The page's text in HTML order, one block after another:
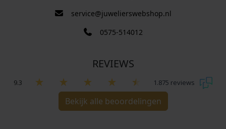
service@juwelierswebshop.nl
0575-514012
REVIEWS
9.3 1.875 reviews
Bekijk alle beoordelingen